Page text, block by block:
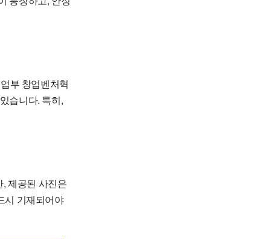
부 창업벤처혁
습니다. 특히,
, 제공된 사진은
시 기재되어야